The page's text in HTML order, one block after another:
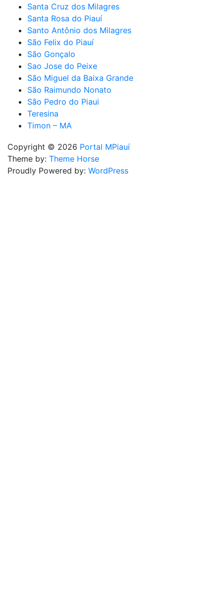
Santa Cruz dos Milagres
Santa Rosa do Piauí
Santo Antônio dos Milagres
São Felix do Piauí
São Gonçalo
Sao Jose do Peixe
São Miguel da Baixa Grande
São Raimundo Nonato
São Pedro do Piaui
Teresina
Timon – MA
Copyright © 2026 Portal MPiauí
Theme by: Theme Horse
Proudly Powered by: WordPress